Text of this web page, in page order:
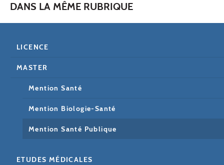
DANS LA MÊME RUBRIQUE
LICENCE
MASTER
Mention Santé
Mention Biologie-Santé
Mention Santé Publique
ETUDES MÉDICALES